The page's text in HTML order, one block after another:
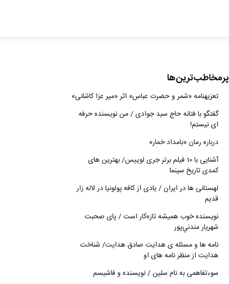
پرمخاطب‌ترین‌ها
تعزیه‎نامه‏ «شمر و حضرت عباس» اثر «میر عزا کاشانی»
گفتگو با فتانه حاج سید جوادی / من نویسنده حرفه
ای نیستم!
درباره رمان «بامداد خمار»
آشنایی با 10 فیلم برتر جری لوییس/ بهترین های
کمدی تاریخ سینما
لهستانی ها در ایران / یادی از کافه پولونیا در لاله زار
قدیم
نويسنده خوب هميشه تازه‌كار است / پای صحبت
شهريار مندني‌پور
نامه ها و مسئله ی هدایت صادق هدایت/ شناخت
هدایت از منظر نامه های او
سوءتفاهمی به نام سلین / نویسنده و فاشیسم